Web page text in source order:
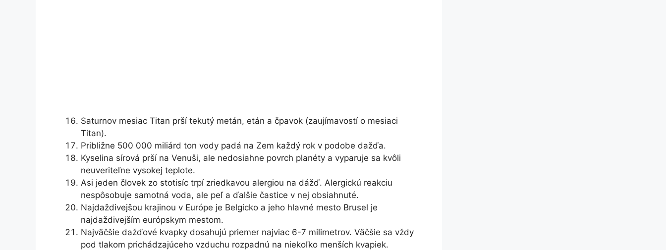
Saturnov mesiac Titan prší tekutý metán, etán a čpavok (zaujímavostí o mesiaci
Titan).
Približne 500 000 miliárd ton vody padá na Zem každý rok v podobe dažďa.
Kyselina sírová prší na Venuši, ale nedosiahne povrch planéty a vyparuje sa kvôli
neuveriteľne vysokej teplote.
Asi jeden človek zo stotisíc trpí zriedkavou alergiou na dážď. Alergickú reakciu
nespôsobuje samotná voda, ale peľ a ďalšie častice v nej obsiahnuté.
Najdaždivejšou krajinou v Európe je Belgicko a jeho hlavné mesto Brusel je
najdaždivejším európskym mestom.
Najväčšie dažďové kvapky dosahujú priemer najviac 6-7 milimetrov. Väčšie sa vždy
pod tlakom prichádzajúceho vzduchu rozpadnú na niekoľko menších kvapiek.